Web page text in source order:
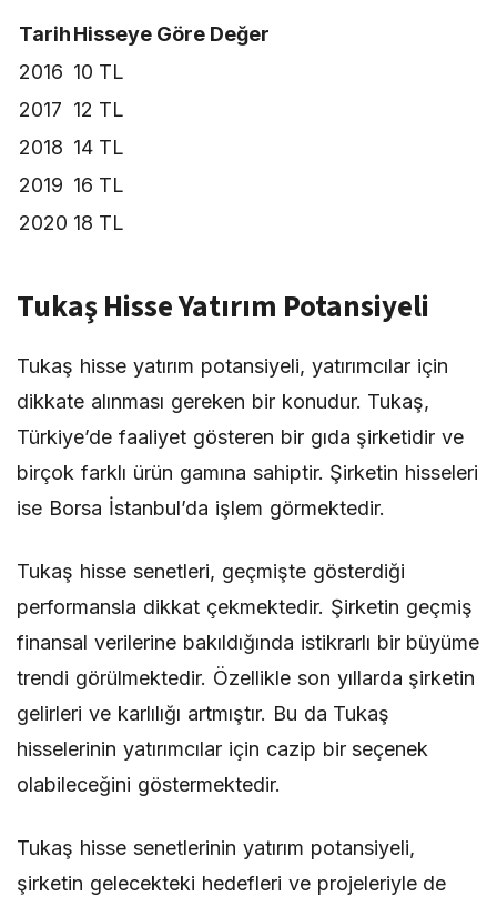
TarihHisseye Göre Değer
2016 10 TL
2017 12 TL
2018 14 TL
2019 16 TL
2020 18 TL
Tukaş Hisse Yatırım Potansiyeli
Tukaş hisse yatırım potansiyeli, yatırımcılar için
dikkate alınması gereken bir konudur. Tukaş,
Türkiye’de faaliyet gösteren bir gıda şirketidir ve
birçok farklı ürün gamına sahiptir. Şirketin hisseleri
ise Borsa İstanbul’da işlem görmektedir.
Tukaş hisse senetleri, geçmişte gösterdiği
performansla dikkat çekmektedir. Şirketin geçmiş
finansal verilerine bakıldığında istikrarlı bir büyüme
trendi görülmektedir. Özellikle son yıllarda şirketin
gelirleri ve karlılığı artmıştır. Bu da Tukaş
hisselerinin yatırımcılar için cazip bir seçenek
olabileceğini göstermektedir.
Tukaş hisse senetlerinin yatırım potansiyeli,
şirketin gelecekteki hedefleri ve projeleriyle de